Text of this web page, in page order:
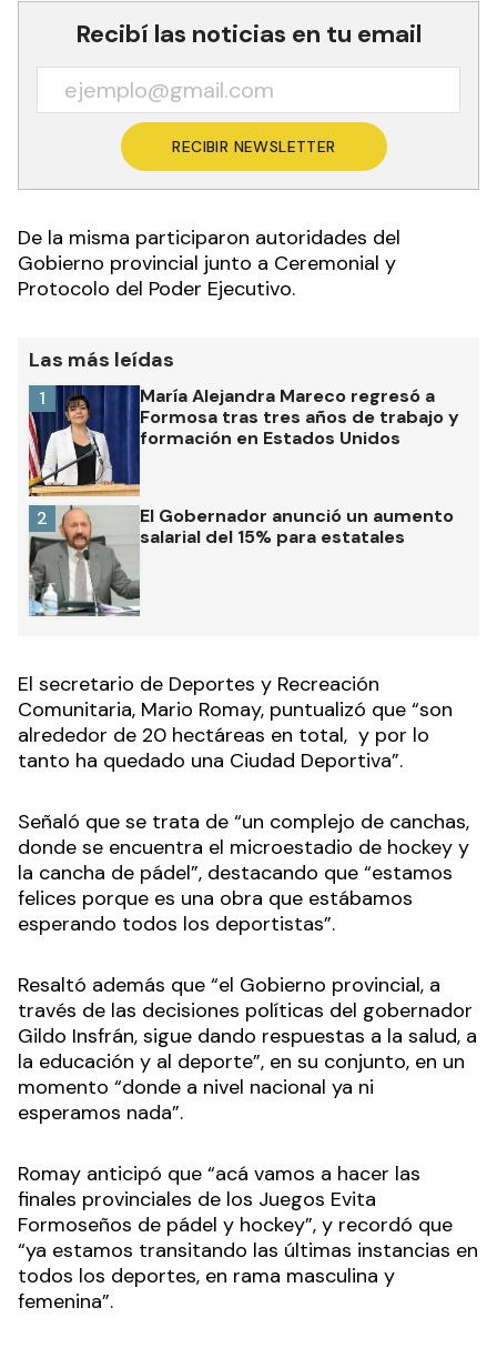
Recibí las noticias en tu email
RECIBIR NEWSLETTER
De la misma participaron autoridades del
Gobierno provincial junto a Ceremonial y
Protocolo del Poder Ejecutivo.
Las más leídas
María Alejandra Mareco regresó a
Formosa tras tres años de trabajo y
formación en Estados Unidos
1
El Gobernador anunció un aumento
salarial del 15% para estatales
2
El secretario de Deportes y Recreación
Comunitaria, Mario Romay, puntualizó que “son
alrededor de 20 hectáreas en total, y por lo
tanto ha quedado una Ciudad Deportiva”.
Señaló que se trata de “un complejo de canchas,
donde se encuentra el microestadio de hockey y
la cancha de pádel”, destacando que “estamos
felices porque es una obra que estábamos
esperando todos los deportistas”.
Resaltó además que “el Gobierno provincial, a
través de las decisiones políticas del gobernador
Gildo Insfrán, sigue dando respuestas a la salud, a
la educación y al deporte”, en su conjunto, en un
momento “donde a nivel nacional ya ni
esperamos nada”.
Romay anticipó que “acá vamos a hacer las
finales provinciales de los Juegos Evita
Formoseños de pádel y hockey”, y recordó que
“ya estamos transitando las últimas instancias en
todos los deportes, en rama masculina y
femenina”.